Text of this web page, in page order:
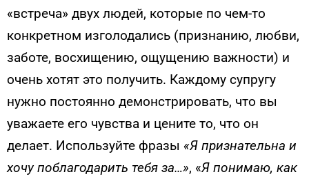
«встреча» двух людей, которые по чем-то
конкретном изголодались (признанию, любви,
заботе, восхищению, ощущению важности) и
очень хотят это получить. Каждому супругу
нужно постоянно демонстрировать, что вы
уважаете его чувства и цените то, что он
делает. Используйте фразы «Я признательна и
хочу поблагодарить тебя за…», «Я понимаю, как